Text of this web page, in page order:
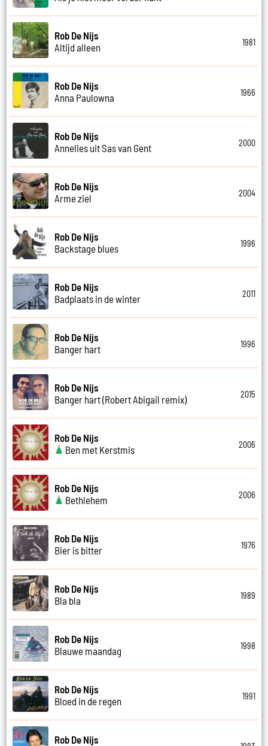
Rob De Nijs
Altijd alleen
1981
Rob De Nijs
Anna Paulowna
1966
Rob De Nijs
Annelies uit Sas van Gent
2000
Rob De Nijs
Arme ziel
2004
Rob De Nijs
Backstage blues
1996
Rob De Nijs
Badplaats in de winter
2011
Rob De Nijs
Banger hart
1996
Rob De Nijs
Banger hart (Robert Abigail remix)
2015
Rob De Nijs
Ben met Kerstmis
2006
Rob De Nijs
Bethlehem
2006
Rob De Nijs
Bier is bitter
1976
Rob De Nijs
Bla bla
1989
Rob De Nijs
Blauwe maandag
1998
Rob De Nijs
Bloed in de regen
1991
Rob De Nijs